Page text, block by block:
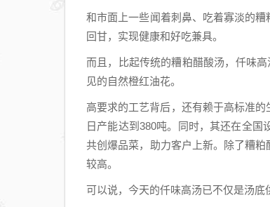
和市面上一些闻着刺鼻、吃着寡淡的
回甘，实现健康和好吃兼具。
而且，比起传统的糟粕醋酸汤，仟味
见的自然橙红油花。
高要求的工艺背后，还有赖于高标准
日产能达到380吨。同时，其还在全
共创爆品菜，助力客户上新。除了糟
较高。
可以说，今天的仟味高汤已不仅是汤底